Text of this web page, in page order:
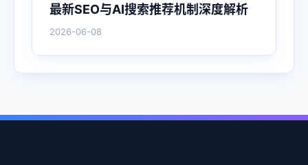
最新SEO与AI搜索推荐机制深度解析
2026-06-08